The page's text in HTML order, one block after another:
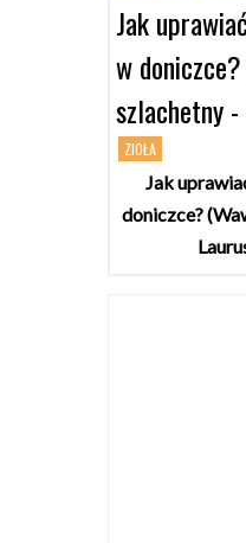
Jak
w
szlachetny
ZIOŁA
Jak
doniczce?